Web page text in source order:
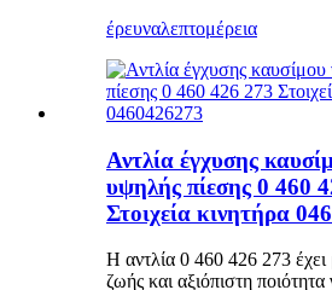
έρευναλεπτομέρεια
Αντλία έγχυσης
υψηλής πίεσης 0 460
Στοιχεία κινητήρα
Η αντλία 0 460 426 273 έχει
ζωής και αξιόπιστη ποιότητα